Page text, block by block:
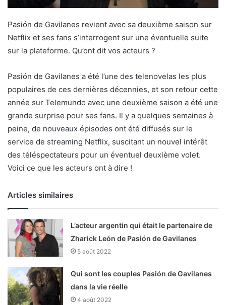
Pasión de Gavilanes revient avec sa deuxième saison sur
Netflix et ses fans s’interrogent sur une éventuelle suite
sur la plateforme. Qu’ont dit vos acteurs ?
Pasión de Gavilanes a été l’une des telenovelas les plus
populaires de ces dernières décennies, et son retour cette
année sur Telemundo avec une deuxième saison a été une
grande surprise pour ses fans. Il y a quelques semaines à
peine, de nouveaux épisodes ont été diffusés sur le
service de streaming Netflix, suscitant un nouvel intérêt
des téléspectateurs pour un éventuel deuxième volet.
Voici ce que les acteurs ont à dire !
Articles similaires
L’acteur argentin qui était le partenaire de
Zharick León de Pasión de Gavilanes
5 août 2022
Qui sont les couples Pasión de Gavilanes
dans la vie réelle
4 août 2022